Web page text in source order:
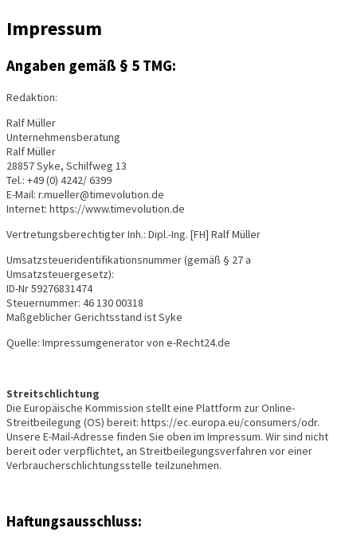
Impressum
Angaben gemäß § 5 TMG:
Redaktion:
Ralf Müller
Unternehmensberatung
Ralf Müller
28857 Syke, Schilfweg 13
Tel.: +49 (0) 4242/ 6399
E-Mail: r.mueller@timevolution.de
Internet: https://www.timevolution.de
Vertretungsberechtigter Inh.: Dipl.-Ing. [FH] Ralf Müller
Umsatzsteueridentifikationsnummer (gemäß § 27 a
Umsatzsteuergesetz):
ID-Nr 59276831474
Steuernummer: 46 130 00318
Maßgeblicher Gerichtsstand ist Syke
Quelle: Impressumgenerator von e-Recht24.de
Streitschlichtung
Die Europäische Kommission stellt eine Plattform zur Online-
Streitbeilegung (OS) bereit: https://ec.europa.eu/consumers/odr.
Unsere E-Mail-Adresse finden Sie oben im Impressum. Wir sind nicht
bereit oder verpflichtet, an Streitbeilegungsverfahren vor einer
Verbraucherschlichtungsstelle teilzunehmen.
Haftungsausschluss: